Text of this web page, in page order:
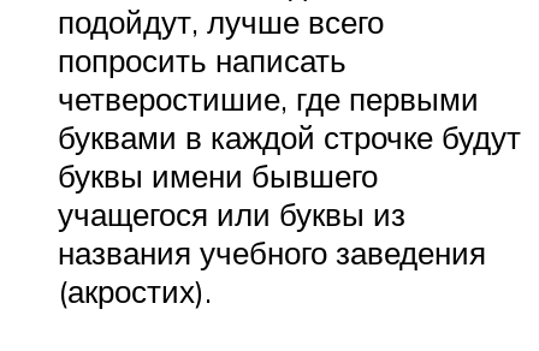
подойдут, лучше всего
попросить написать
четверостишие, где первыми
буквами в каждой строчке будут
буквы имени бывшего
учащегося или буквы из
названия учебного заведения
(акростих).